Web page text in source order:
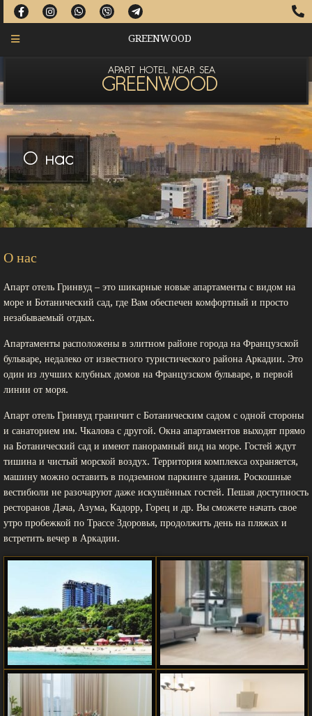
GREENWOOD
APART HOTEL NEAR SEA
GREENWOOD
О нас
О нас
Апарт отель Гринвуд – это шикарные новые апартаменты с видом на
море и Ботанический сад, где Вам обеспечен комфортный и просто
незабываемый отдых.
Апартаменты расположены в элитном районе города на Французской
бульваре, недалеко от известного туристического района Аркадии. Это
один из лучших клубных домов на Французском бульваре, в первой
линии от моря.
Апарт отель Гринвуд граничит с Ботаническим садом с одной стороны
и санаторием им. Чкалова с другой. Окна апартаментов выходят прямо
на Ботанический сад и имеют панорамный вид на море. Гостей ждут
тишина и чистый морской воздух. Территория комплекса охраняется,
машину можно оставить в подземном паркинге здания. Роскошные
вестибюли не разочаруют даже искушённых гостей. Пешая доступность
ресторанов Дача, Азума, Кадорр, Горец и др. Вы сможете начать свое
утро пробежкой по Трассе Здоровья, продолжить день на пляжах и
встретить вечер в Аркадии.